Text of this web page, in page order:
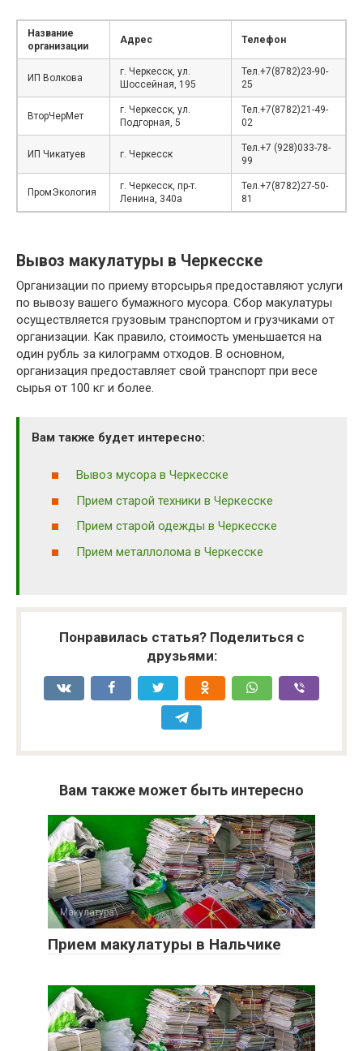
Название
организации
Адрес Телефон
ИП Волкова
г. Черкесск, ул.
Шоссейная, 195
Тел.+7(8782)23-90-
25
ВторЧерМет
г. Черкесск, ул.
Подгорная, 5
Тел.+7(8782)21-49-
02
ИП Чикатуев г. Черкесск
Тел.+7 (928)033-78-
99
ПромЭкология
г. Черкесск, пр-т.
Ленина, 340а
Тел.+7(8782)27-50-
81
Вывоз макулатуры в Черкесске
Организации по приему вторсырья предоставляют услуги
по вывозу вашего бумажного мусора. Сбор макулатуры
осуществляется грузовым транспортом и грузчиками от
организации. Как правило, стоимость уменьшается на
один рубль за килограмм отходов. В основном,
организация предоставляет свой транспорт при весе
сырья от 100 кг и более.
Вам также будет интересно:
Вывоз мусора в Черкесске
Прием старой техники в Черкесске
Прием старой одежды в Черкесске
Прием металлолома в Черкесске
Понравилась статья? Поделиться с
друзьями:
Вам также может быть интересно
Макулатура 0
Прием макулатуры в Нальчике